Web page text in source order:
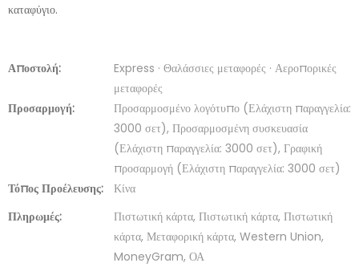
καταφύγιο.
Αποστολή:
Express · Θαλάσσιες μεταφορές · Αεροπορικές
μεταφορές
Προσαρμογή:
Προσαρμοσμένο λογότυπο (Ελάχιστη παραγγελία:
3000 σετ), Προσαρμοσμένη συσκευασία
(Ελάχιστη παραγγελία: 3000 σετ), Γραφική
προσαρμογή (Ελάχιστη παραγγελία: 3000 σετ)
Τόπος Προέλευσης:
Κίνα
Πληρωμές:
Πιστωτική κάρτα, Πιστωτική κάρτα, Πιστωτική
κάρτα, Μεταφορική κάρτα, Western Union,
MoneyGram, ΟΑ